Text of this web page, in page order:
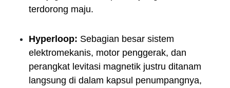
terdorong maju.
Hyperloop: Sebagian besar sistem
elektromekanis, motor penggerak, dan
perangkat levitasi magnetik justru ditanam
langsung di dalam kapsul penumpangnya,